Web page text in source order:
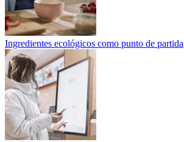
Ingredientes ecológicos como punto de partida